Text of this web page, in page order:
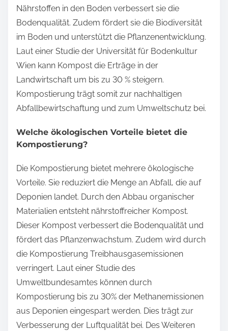
Nährstoffen in den Boden verbessert sie die
Bodenqualität. Zudem fördert sie die Biodiversität
im Boden und unterstützt die Pflanzenentwicklung.
Laut einer Studie der Universität für Bodenkultur
Wien kann Kompost die Erträge in der
Landwirtschaft um bis zu 30 % steigern.
Kompostierung trägt somit zur nachhaltigen
Abfallbewirtschaftung und zum Umweltschutz bei.
Welche ökologischen Vorteile bietet die
Kompostierung?
Die Kompostierung bietet mehrere ökologische
Vorteile. Sie reduziert die Menge an Abfall, die auf
Deponien landet. Durch den Abbau organischer
Materialien entsteht nährstoffreicher Kompost.
Dieser Kompost verbessert die Bodenqualität und
fördert das Pflanzenwachstum. Zudem wird durch
die Kompostierung Treibhausgasemissionen
verringert. Laut einer Studie des
Umweltbundesamtes können durch
Kompostierung bis zu 30% der Methanemissionen
aus Deponien eingespart werden. Dies trägt zur
Verbesserung der Luftqualität bei. Des Weiteren